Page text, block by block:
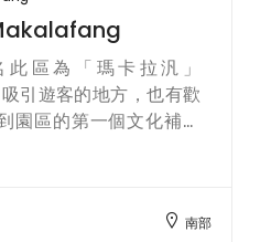
of the park to
world. The art on the
by Rukai painter,
His unique painting
Pacake said that the
the indigenous
區為「瑪卡拉汎」
引遊客的地方，也有歡
園區的第一個文化補給
下可悠閒的啜飲咖啡，
的洗淨，享受山林間輕南部